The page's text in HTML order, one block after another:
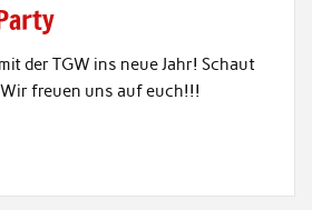
der TGW ins neue Jahr! Schaut
freuen uns auf euch!!!